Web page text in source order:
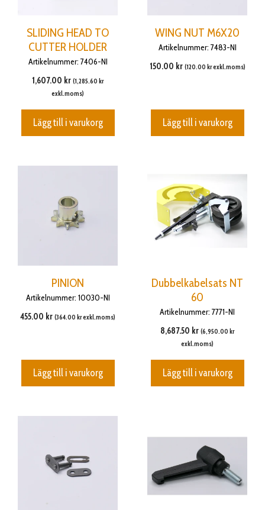
SLIDING HEAD TO
CUTTER HOLDER
Artikelnummer: 7406-NI
1,607.00 kr (1,285.60 kr
exkl.moms)
Lägg till i varukorg
WING NUT M6X20
Artikelnummer: 7483-NI
150.00 kr (120.00 krexkl.moms)
Lägg till i varukorg
PINION
Artikelnummer: 10030-NI
455.00 kr (364.00 krexkl.moms)
Lägg till i varukorg
Dubbelkabelsats NT
60
Artikelnummer: 7771-NI
8,687.50 kr (6,950.00 kr
exkl.moms)
Lägg till i varukorg